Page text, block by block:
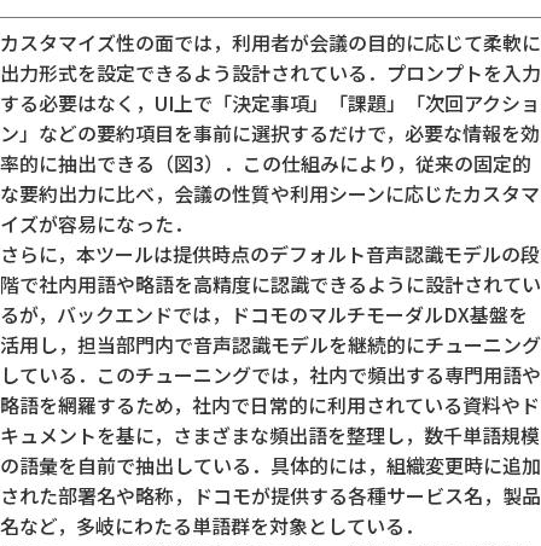
カスタマイズ性の面では，利用者が会議の目的に応じて柔軟に
出力形式を設定できるよう設計されている．プロンプトを入力
する必要はなく，UI上で「決定事項」「課題」「次回アクショ
ン」などの要約項目を事前に選択するだけで，必要な情報を効
率的に抽出できる（図3）．この仕組みにより，従来の固定的
な要約出力に比べ，会議の性質や利用シーンに応じたカスタマ
イズが容易になった．
さらに，本ツールは提供時点のデフォルト音声認識モデルの段
階で社内用語や略語を高精度に認識できるように設計されてい
るが，バックエンドでは，ドコモのマルチモーダルDX基盤を
活用し，担当部門内で音声認識モデルを継続的にチューニング
している．このチューニングでは，社内で頻出する専門用語や
略語を網羅するため，社内で日常的に利用されている資料やド
キュメントを基に，さまざまな頻出語を整理し，数千単語規模
の語彙を自前で抽出している．具体的には，組織変更時に追加
された部署名や略称，ドコモが提供する各種サービス名，製品
名など，多岐にわたる単語群を対象としている．